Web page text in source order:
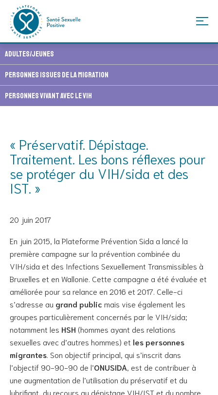
to
content
Adultes/Jeunes
Personnes issues de la migration
Personnes vivant avec le VIH
« Préservatif. Dépistage.
Traitement. Les bons réflexes pour
se protéger du VIH/sida et des
IST. »
20 juin 2017
En juin 2015, la Plateforme Prévention Sida a lancé la
première campagne sur la prévention combinée du
VIH/sida et des Infections Sexuellement Transmissibles à
Bruxelles et en Wallonie. Cette campagne a été évaluée et
améliorée pour sa relance en 2016 et 2017. Celle-ci
s’adresse au grand public mais vise également les
groupes particulièrement concernés par le VIH/sida;
notamment les HSH (hommes ayant des relations
sexuelles avec d’autres hommes) et les personnes
migrantes . Son objectif principal, qui s’inscrit dans
l’objectif 90-90-90 de l’ONUSIDA , est de contribuer à
une augmentation de l’utilisation du préservatif et du
lubrifiant, du recours au dépistage VIH/IST et du nombre